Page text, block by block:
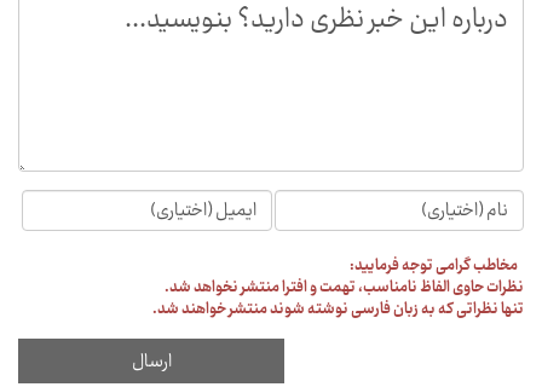
مخاطب گرامی توجه فرمایید:
نظرات حاوی الفاظ نامناسب، تهمت و افترا منتشر نخواهد شد.
تنها نظراتی که به زبان فارسی نوشته شوند منتشر خواهند شد.